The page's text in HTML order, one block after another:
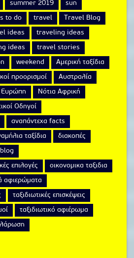
summer 2019
sun
to do travel
Travel Blog
ideas
traveling ideas
ideas
travel stories
weekend
Αμερική ταξίδια
προορισμοί
Αυστραλία
Ευρώπη
Νότια Αφρική
Οδηγοί
αναπάντεχα facts
ταξίδια
διακοπές
blog
επιλογές
οικονομικα ταξιδια
αφιερώματα
ταξιδιωτικές επισκέψεις
ταξιδιωτικό αφιέρωμα